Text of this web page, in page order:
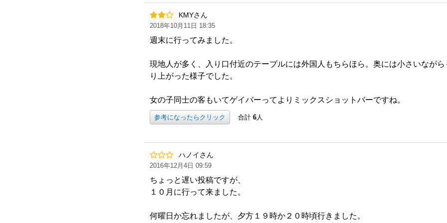
KMYさん
2018年10月11日 18:35
週末に行ってみました。
現地人が多く、入り口付近のテーブルには外国人もちらほら。奥には小さいなが
り上がった様子でした。
女の子同士の客もいてゲイバーってよりミックスショットバーですね。
参考になったらクリック 合計 6人
ハノイさん
2016年12月4日 09:59
ちょっと遅い投稿ですが、
１０月に行って来ました。
何曜日か忘れましたが、夕方１９時か２０時頃行きました。